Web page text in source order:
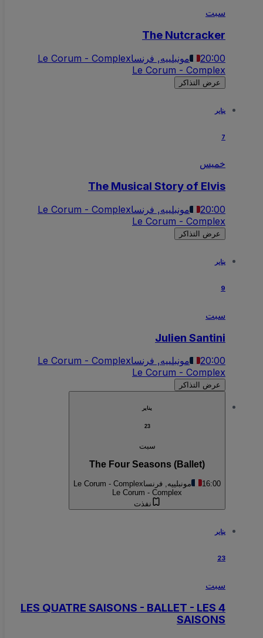
سبت
The Nutcracker
20:00 مونبلييه, فرنساLe Corum - Complex
Le Corum - Complex
عرض التذاكر
يناير
خميس
The Musical Story of Elvis
20:00 مونبلييه, فرنساLe Corum - Complex
Le Corum - Complex
عرض التذاكر
يناير
سبت
Julien Santini
20:00 مونبلييه, فرنساLe Corum - Complex
Le Corum - Complex
عرض التذاكر
يناير
سبت
The Four Seasons (Ballet)
16:00 مونبلييه, فرنساLe Corum - Complex
Le Corum - Complex
نفذت
يناير
23
سبت
LES QUATRE SAISONS - BALLET - LES 4
SAISONS